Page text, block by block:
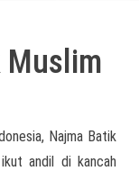
Muslim
Najma Batik
andil di kancah